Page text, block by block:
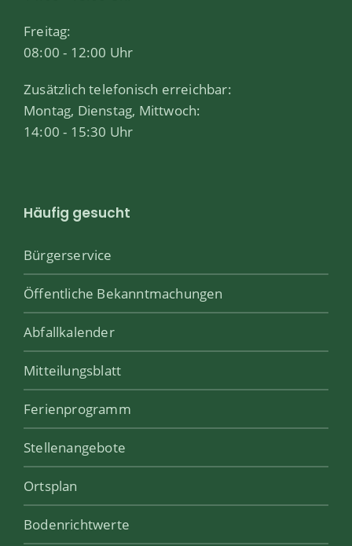
Freitag:
08:00 - 12:00 Uhr
Zusätzlich telefonisch erreichbar:
Montag, Dienstag, Mittwoch:
14:00 - 15:30 Uhr
Häufig gesucht
Bürgerservice
Öffentliche Bekanntmachungen
Abfallkalender
Mitteilungsblatt
Ferienprogramm
Stellenangebote
Ortsplan
Bodenrichtwerte